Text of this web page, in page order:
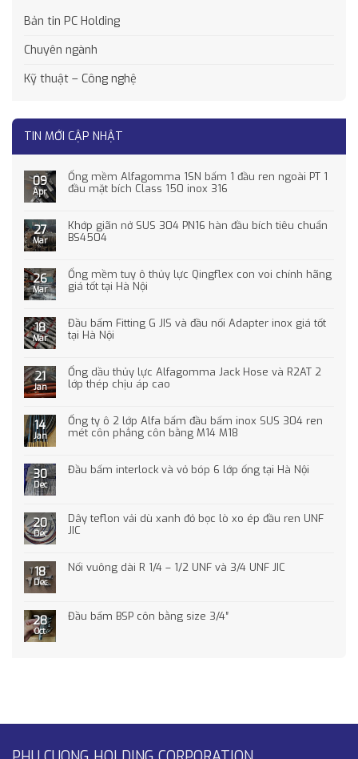
Bản tin PC Holding
Chuyên ngành
Kỹ thuật – Công nghệ
TIN MỚI CẬP NHẬT
09
Apr
Ống mềm Alfagomma 1SN bấm 1 đầu ren ngoài PT 1
đầu mặt bích Class 150 inox 316
27
Mar
Khớp giãn nở SUS 304 PN16 hàn đầu bích tiêu chuẩn
BS4504
26
Mar
Ống mềm tuy ô thủy lực Qingflex con voi chính hãng
giá tốt tại Hà Nội
18
Mar
Đầu bấm Fitting G JIS và đầu nối Adapter inox giá tốt
tại Hà Nội
21
Jan
Ống dầu thủy lực Alfagomma Jack Hose và R2AT 2
lớp thép chịu áp cao
14
Jan
Ống ty ô 2 lớp Alfa bấm đầu bấm inox SUS 304 ren
mét côn phẳng côn bằng M14 M18
30
Dec
Đầu bấm interlock và vỏ bóp 6 lớp ống tại Hà Nội
20
Dec
Dây teflon vải dù xanh đỏ bọc lò xo ép đầu ren UNF
JIC
18
Dec
Nối vuông dài R 1/4 – 1/2 UNF và 3/4 UNF JIC
28
Oct
Đầu bấm BSP côn bằng size 3/4″